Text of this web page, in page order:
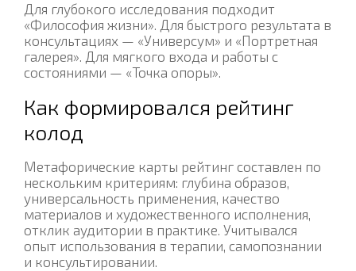
Для глубокого исследования подходит
«Философия жизни». Для быстрого результата в
консультациях — «Универсум» и «Портретная
галерея». Для мягкого входа и работы с
состояниями — «Точка опоры».
Как формировался рейтинг
колод
Метафорические карты рейтинг составлен по
нескольким критериям: глубина образов,
универсальность применения, качество
материалов и художественного исполнения,
отклик аудитории в практике. Учитывался
опыт использования в терапии, самопознании
и консультировании.